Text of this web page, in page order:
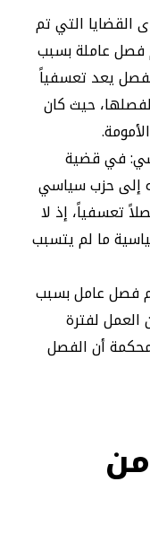
القضايا التي تم
فصل عاملة بسبب
يعد تعسفياً
حيث كان
في قضية
إلى حزب سياسي
تعسفياً، إذ لا
ما لم يتسبب
فصل عامل بسبب
لفترة
أن الفصل
المادة 75 و 77 من